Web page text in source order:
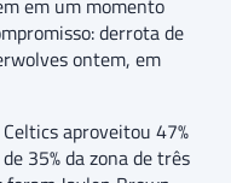
em um momento
derrota de
ontem, em
aproveitou 47%
35% da zona de três